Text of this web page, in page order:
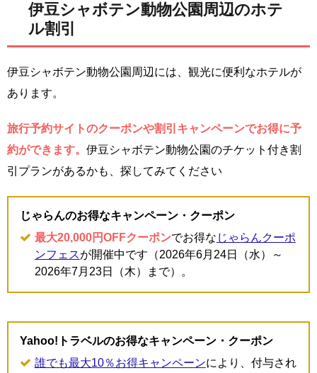
伊豆シャボテン動物公園周辺のホテ
ル割引
伊豆シャボテン動物公園周辺には、観光に便利なホテルが
あります。
旅行予約サイトのクーポンや割引キャンペーンでお得に予
約ができます。 伊豆シャボテン動物公園のチケット付き割
引プランがあるかも、探してみてください
じゃらんのお得なキャンペーン・クーポン
最大20,000円OFFクーポンでお得な じゃらんクーポ
ンフェスが開催中です（2026年6月24日（水）～
2026年7月23日（木）まで）。
Yahoo!トラベルのお得なキャンペーン・クーポン
誰でも最大10％お得キャンペーンにより、付与され